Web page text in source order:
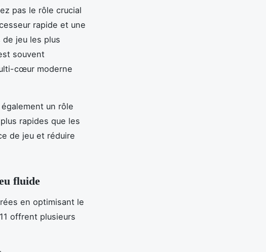
pas le rôle crucial
rapide et une
jeu les plus
souvent
cœur moderne
un rôle
rapides que les
de jeu et réduire
fluide
en optimisant le
offrent plusieurs